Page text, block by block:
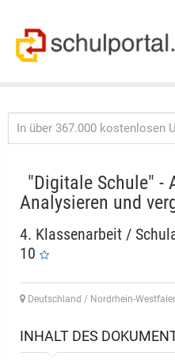
"Digitale Schule" -
Analysieren und
4. Klassenarbeit /
10
Deutschland / Nordrhein-
INHALT DES